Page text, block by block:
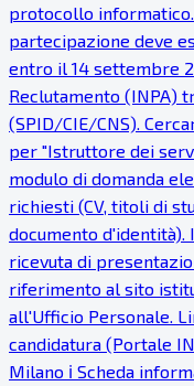
protocollo informatico.
partecipazione deve
entro il 14 settembre
Reclutamento (INPA)
(SPID/CIE/CNS).
per "Istruttore dei
modulo di domanda
richiesti (CV, titoli di
documento d'identità).
ricevuta di
riferimento al sito
all'Ufficio Personale.
candidatura (Portale
Milano ℹ Scheda